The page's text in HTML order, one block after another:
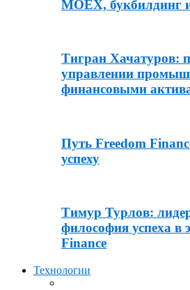
MOEX, букбилдинг
Тигран Хачатуров:
управлении
финансовыми
Путь Freedom
успеху
Тимур Турлов:
философия успеха в
Finance
Технологии